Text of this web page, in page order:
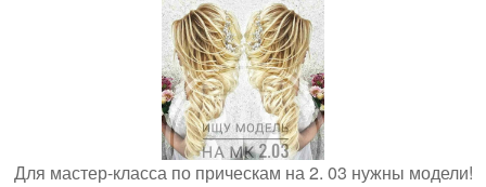
Для мастер-класса по прическам на 2. 03 нужны модели!